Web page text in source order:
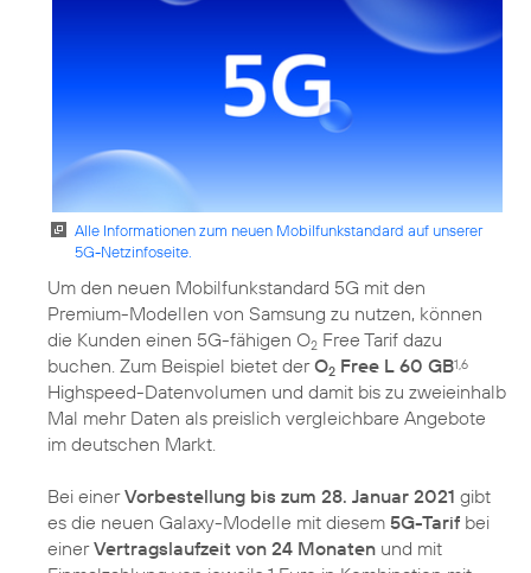
Alle Informationen zum neuen Mobilfunkstandard auf unserer
5G-Netzinfoseite.
Um den neuen Mobilfunkstandard 5G mit den
Premium-Modellen von Samsung zu nutzen, können
die Kunden einen 5G-fähigen O2 Free Tarif dazu
buchen. Zum Beispiel bietet derO2 Free L 60 GB1,6
Highspeed-Datenvolumen und damit bis zu zweieinhalb
Mal mehr Daten als preislich vergleichbare Angebote
im deutschen Markt.
Bei einerVorbestellung bis zum 28. Januar 2021 gibt
es die neuen Galaxy-Modelle mit diesem 5G-Tarif bei
einerVertragslaufzeit von 24 Monaten und mit